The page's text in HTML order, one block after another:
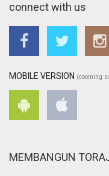
connect with us
MOBILE VERSION (cooming
MEMBANGUN